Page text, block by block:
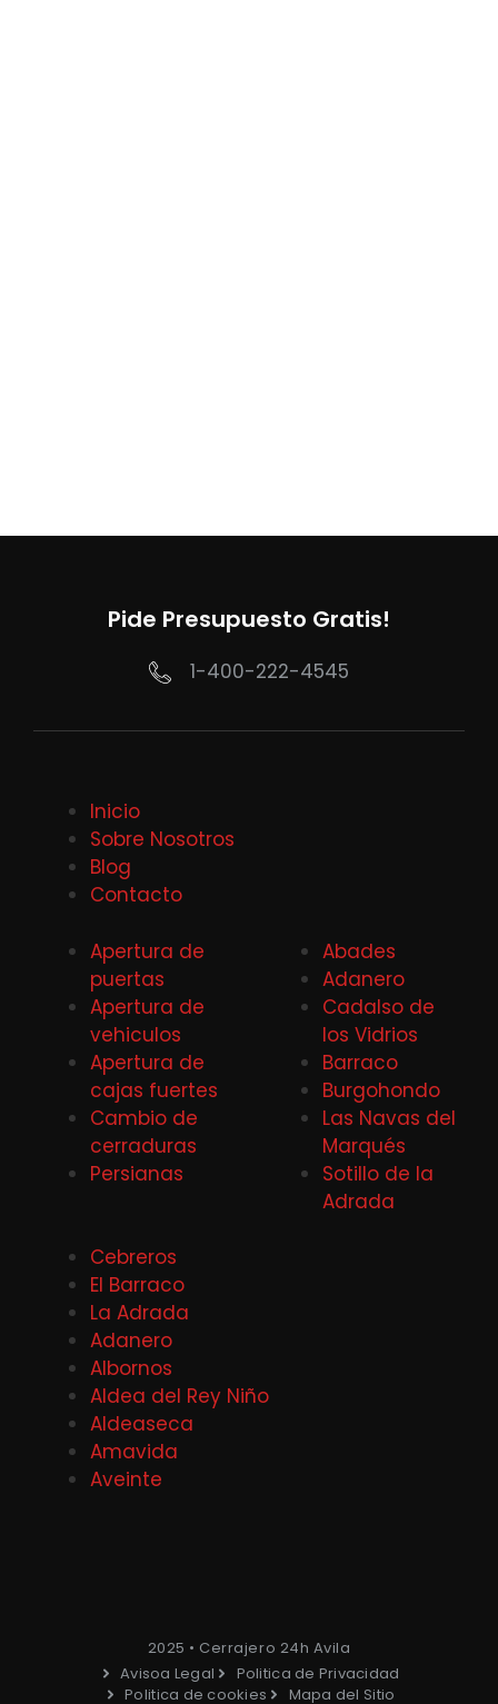
Pide Presupuesto Gratis!
1-400-222-4545
Inicio
Sobre Nosotros
Blog
Contacto
Apertura de
puertas
Apertura de
vehiculos
Apertura de
cajas fuertes
Cambio de
cerraduras
Persianas
Abades
Adanero
Cadalso de
los Vidrios
Barraco
Burgohondo
Las Navas del
Marqués
Sotillo de la
Adrada
Cebreros
El Barraco
La Adrada
Adanero
Albornos
Aldea del Rey Niño
Aldeaseca
Amavida
Aveinte
2025 • Cerrajero 24h Avila
Avisoa Legal
Politica de Privacidad
Politica de cookies
Mapa del Sitio